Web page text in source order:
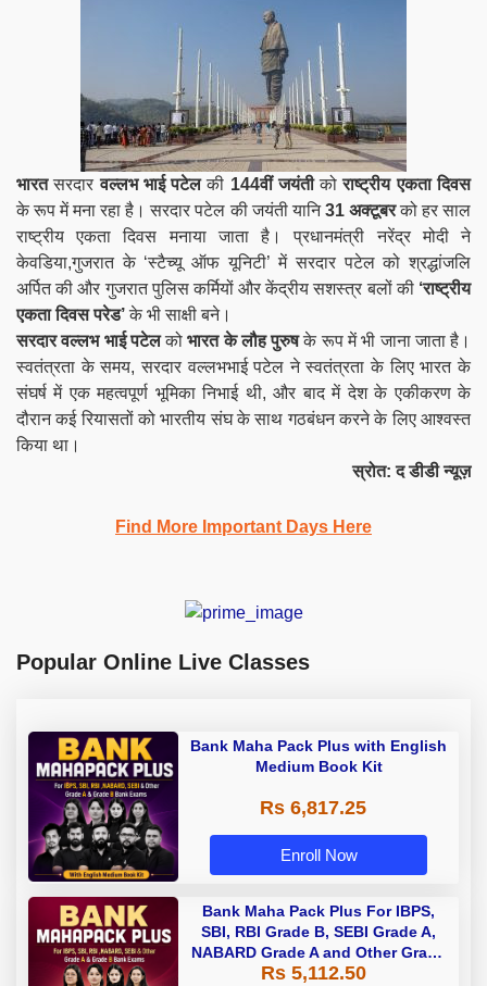
भारतसरदारवल्लभ भाई पटेलकी 144वीं जयंतीको राष्ट्रीय एकता दिवस
के रूप में मना रहा है। सरदार पटेल की जयंती यानि31 अक्टूबरको हर साल
राष्ट्रीय एकता दिवस मनाया जाता है। प्रधानमंत्री नरेंद्र मोदी ने
केवडिया,गुजरात के ‘स्टैच्यू ऑफ यूनिटी’ में सरदार पटेल को श्रद्धांजलि
अर्पित की और गुजरात पुलिस कर्मियों और केंद्रीय सशस्त्र बलों की‘राष्ट्रीय
एकता दिवस परेड’के भी साक्षी बने।
सरदार वल्लभ भाई पटेलकोभारत के लौह पुरुषके रूप में भी जाना जाता है।
स्वतंत्रता के समय, सरदार वल्लभभाई पटेल ने स्वतंत्रता के लिए भारत के
संघर्ष में एक महत्वपूर्ण भूमिका निभाई थी, और बाद में देश के एकीकरण के
दौरान कई रियासतों को भारतीय संघ के साथ गठबंधन करने के लिए आश्वस्त
किया था।
स्रोत: द डीडी न्यूज़
Find More Important Days Here
Popular Online Live Classes
Bank Maha Pack Plus with English
Medium Book Kit
Rs 6,817.25
Enroll Now
Bank Maha Pack Plus For IBPS,
SBI, RBI Grade B, SEBI Grade A,
NABARD Grade A and Other Grade
A & Grade B Bank Exams
Rs 5,112.50